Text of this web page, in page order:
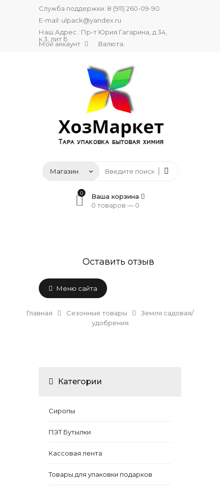
Служба поддержки: 8 (911) 260-09-90
E-mail: ulpack@yandex.ru
Наш Адрес : Пр-т Юрия Гагарина, д 34,
к 3, лит Б
Мой аккаунт Валюта:
0
Ваша корзина
0 товаров — 0
Оставить отзыв
Меню сайта
Главная Сезонные товары
Земля садовая/
удобрения
Категории
Сиропы
ПЭТ Бутылки
Кассовая лента
Товары для упаковки подарков